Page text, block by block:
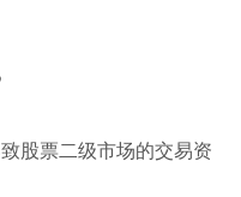
股票二级市场的交易资